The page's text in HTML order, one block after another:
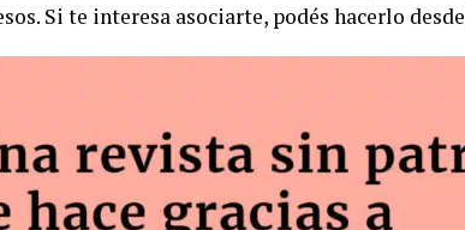
Si te interesa asociarte, podés hacerlo desde